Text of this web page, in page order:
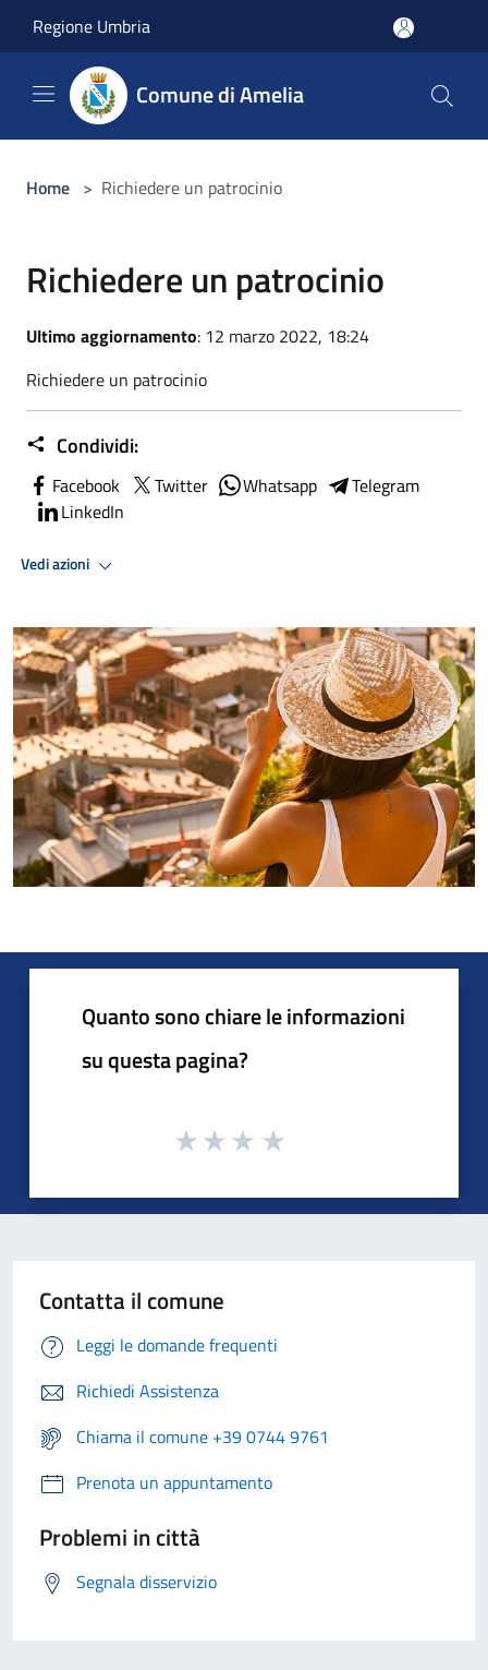
Regione Umbria
Comune di Amelia
Home > Richiedere un patrocinio
Richiedere un patrocinio
Ultimo aggiornamento: 12 marzo 2022, 18:24
Richiedere un patrocinio
Condividi:
Facebook Twitter Whatsapp
Telegram
LinkedIn
Vedi azioni
Quanto sono chiare le informazioni
su questa pagina?
Contatta il comune
Leggi le domande frequenti
Richiedi Assistenza
Chiama il comune +39 0744 9761
Prenota un appuntamento
Problemi in città
Segnala disservizio